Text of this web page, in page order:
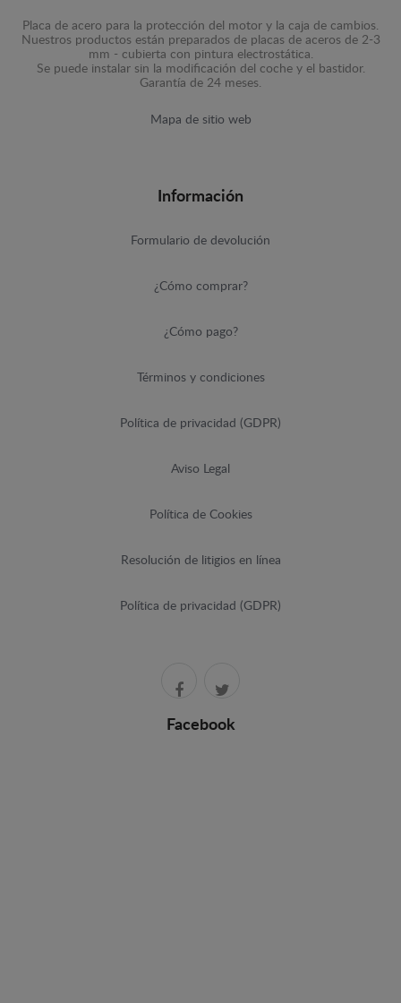
Placa de acero para la protección del motor y la caja de cambios.
Nuestros productos están preparados de placas de aceros de 2-3
mm - cubierta con pintura electrostática.
Se puede instalar sin la modificación del coche y el bastidor.
Garantía de 24 meses.
Mapa de sitio web
Información
Formulario de devolución
¿Cómo comprar?
¿Cómo pago?
Términos y condiciones
Política de privacidad (GDPR)
Aviso Legal
Política de Cookies
Resolución de litigios en línea
Política de privacidad (GDPR)
Facebook